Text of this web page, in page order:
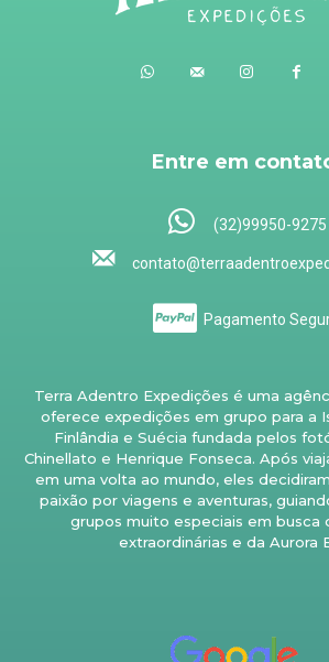
Entre em
(32)99950-9275
Pagamento
Terra Adentro Expedições é uma
oferece expedições em grupo para a
Finlândia e Suécia fundada pelos
Chinellato e Henrique Fonseca. Após
em uma volta ao mundo, eles
paixão por viagens e aventuras,
grupos muito especiais em busca
extraordinárias e da Aurora